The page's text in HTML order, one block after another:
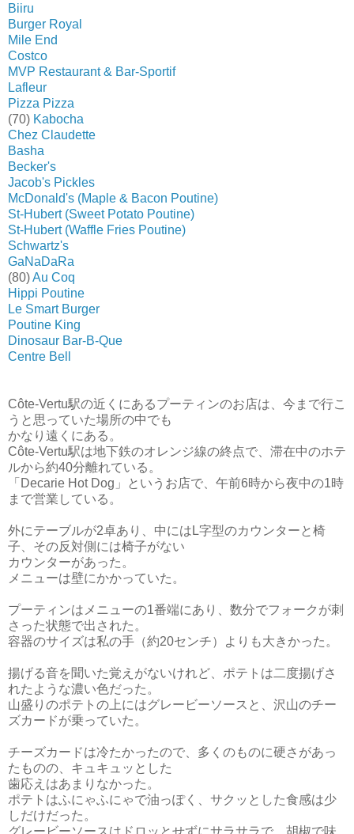
Biiru
Burger Royal
Mile End
Costco
MVP Restaurant & Bar-Sportif
Lafleur
Pizza Pizza
(70) Kabocha
Chez Claudette
Basha
Becker's
Jacob's Pickles
McDonald's (Maple & Bacon Poutine)
St-Hubert (Sweet Potato Poutine)
St-Hubert (Waffle Fries Poutine)
Schwartz's
GaNaDaRa
(80)Au Coq
Hippi Poutine
Le Smart Burger
Poutine King
Dinosaur Bar-B-Que
Centre Bell
Côte-Vertu駅の近くにあるプーティンのお店は、今まで行こ
うと思っていた場所の中でも
かなり遠くにある。
Côte-Vertu駅は地下鉄のオレンジ線の終点で、滞在中のホテ
ルから約40分離れている。
「Decarie Hot Dog」というお店で、午前6時から夜中の1時
まで営業している。
外にテーブルが2卓あり、中にはL字型のカウンターと椅
子、その反対側には椅子がない
カウンターがあった。
メニューは壁にかかっていた。
プーティンはメニューの1番端にあり、数分でフォークが刺
さった状態で出された。
容器のサイズは私の手（約20センチ）よりも大きかった。
揚げる音を聞いた覚えがないけれど、ポテトは二度揚げさ
れたような濃い色だった。
山盛りのポテトの上にはグレービーソースと、沢山のチー
ズカードが乗っていた。
チーズカードは冷たかったので、多くのものに硬さがあっ
たものの、キュキュッとした
歯応えはあまりなかった。
ポテトはふにゃふにゃで油っぽく、サクッとした食感は少
しだけだった。
グレービーソースはドロッとせずにサラサラで、胡椒で味